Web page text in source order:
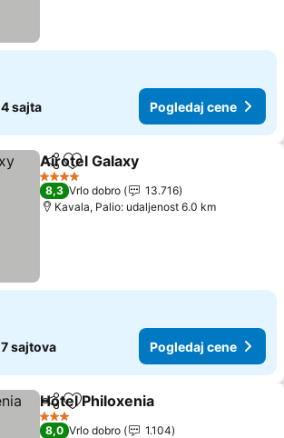
4 sajta Pogledaj cene
Deli Dodati u favorite
Airotel Galaxy
4 Zvezdice
8,3 Vrlo dobro
13.716
Kavala, Palio: udaljenost 6.0 km
7 sajtova Pogledaj cene
Deli Dodati u favorite
Hotel Philoxenia
3 Zvezdice
8,0 Vrlo dobro
1.104